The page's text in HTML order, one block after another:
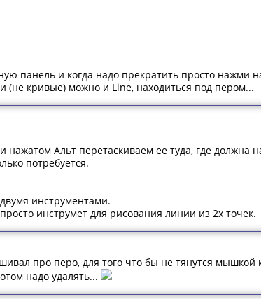
панель и когда надо прекратить просто нажми
(не кривые) можно и Line, находиться под пером...
Альт перетаскиваем ее туда, где должна
потребуется.
инструментами.
инструмет для рисования линии из 2х точек.
про перо, для того что бы не тянутся
надо удалять...